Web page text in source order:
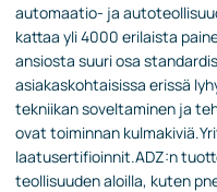
automaatio- ja
kattaa yli 4000 erilaista
ansiosta suuri osa
asiakaskohtaisissa erissä
tekniikan soveltaminen ja
ovat toiminnan
laatusertifioinnit.ADZ:n
teollisuuden aloilla, kuten